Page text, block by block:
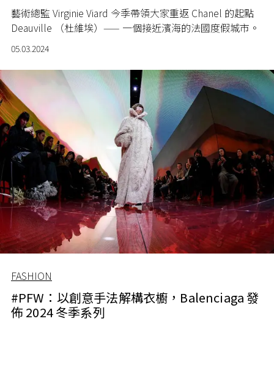
藝術總監 Virginie Viard 今季帶領大家重返 Chanel 的起點
Deauville （杜維埃）—— 一個接近濱海的法國度假城市。
05.03.2024
FASHION
#PFW：以創意手法解構衣櫥，Balenciaga 發
佈 2024 冬季系列